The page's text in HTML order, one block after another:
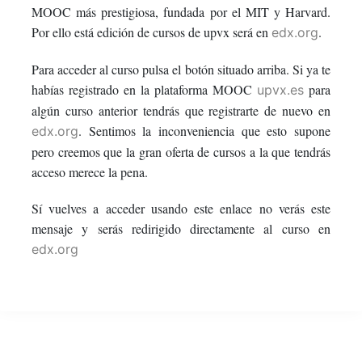
this
course
say
you've
enrolled
in
this
enrolled
this
course
MOOC más prestigiosa, fundada por el MIT y Harvard.
Por ello está edición de cursos de upvx será en edx.org.
Para acceder al curso pulsa el botón situado arriba. Si ya te
habías registrado en la plataforma MOOC upvx.es para
algún curso anterior tendrás que registrarte de nuevo en
edx.org. Sentimos la inconveniencia que esto supone
pero creemos que la gran oferta de cursos a la que tendrás
acceso merece la pena.
Sí vuelves a acceder usando este enlace no verás este
mensaje y serás redirigido directamente al curso en
edx.org